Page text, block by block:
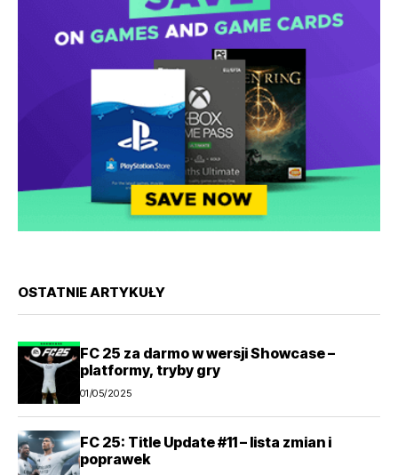
OSTATNIE ARTYKUŁY
FC 25 za darmo w wersji Showcase –
platformy, tryby gry
01/05/2025
FC 25: Title Update #11 – lista zmian i
poprawek